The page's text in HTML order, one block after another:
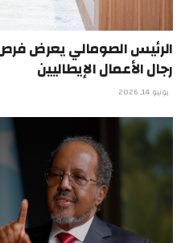
الرئيس الصومالي يعرض
رجال الأعمال الإيطاليين
يونيو 14, 2026